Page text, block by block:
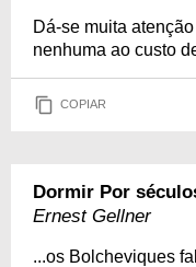
Dá-se muita
nenhuma ao custo
COPIAR
Dormir Por
Ernest Gellner
...os Bolcheviques